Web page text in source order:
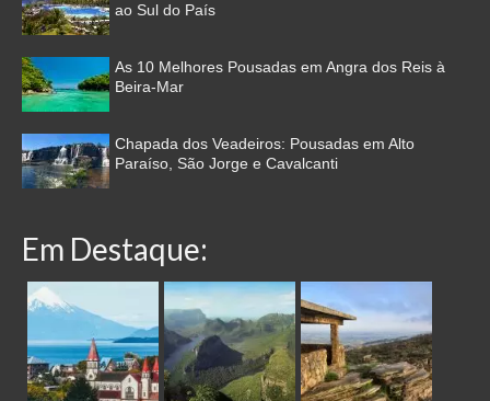
ao Sul do País
As 10 Melhores Pousadas em Angra dos Reis à
Beira-Mar
Chapada dos Veadeiros: Pousadas em Alto
Paraíso, São Jorge e Cavalcanti
Em Destaque: